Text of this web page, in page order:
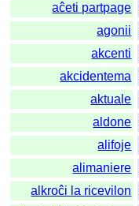
aĉeti partpage
agonii
akcenti
akcidentema
aktuale
aldone
alifoje
alimaniere
alkroĉi la ricevilon